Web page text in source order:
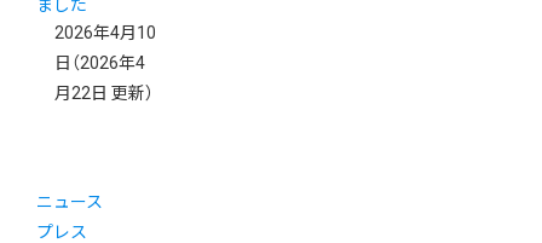
2026年4月10
日 （2026年4
月22日 更新）
ニュース
プレス